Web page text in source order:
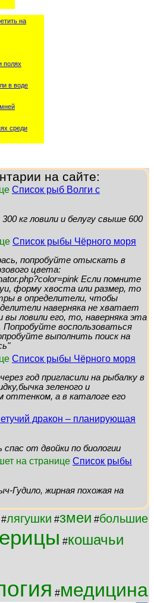
на
полях
в воде
среди
на сайте:
Список рыб Волги с
кг ловили и белугу свыше 600
Список рыбы Чёрного моря
попробуйте отыскать в
цвета:
Если помните
форму хвоста или размер, то
в определители, чтобы
наверняка не хватает
вы ловили его, то, наверняка эта
воспользоваться
выполнить поиск на
Список рыбы Чёрного моря
год пригласили на рыбалку в
зеленого и
оттенком, а в каталоге его
дракон – планирующая
от двойки по биологии
на странице Список рыбы
Гудило, жирная похожая на
#лягушки #змеи #большие
#кошачьи
#медицина